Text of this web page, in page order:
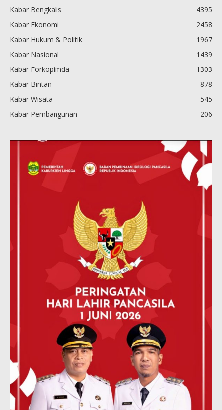
Kabar Bengkalis
4395
Kabar Ekonomi
2458
Kabar Hukum & Politik
1967
Kabar Nasional
1439
Kabar Forkopimda
1303
Kabar Bintan
878
Kabar Wisata
545
Kabar Pembangunan
206